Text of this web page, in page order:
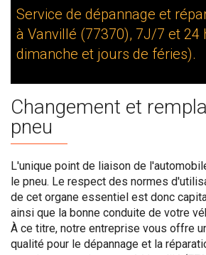
Service de dépannage et
à Vanvillé (77370), 7J/7 et
dimanche et jours de féries).
Changement et
pneu
L'unique point de liaison de
le pneu. Le respect des normes
de cet organe essentiel est donc
ainsi que la bonne conduite de votre
À ce titre, notre entreprise vous offre
qualité pour le dépannage et la